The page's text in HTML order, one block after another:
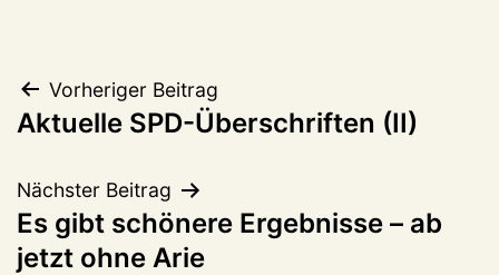
Beitragsnavigation
Vorheriger Beitrag
Aktuelle SPD-Überschriften (II)
Nächster Beitrag
Es gibt schönere Ergebnisse – ab
jetzt ohne Arie